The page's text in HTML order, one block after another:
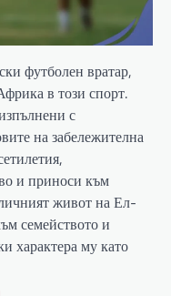
футболен вратар,
в този спорт.
с
на забележителна
и приноси към
живот на Ел-
семейството и
характера му като